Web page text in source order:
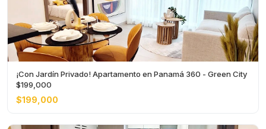
¡Con Jardín Privado! Apartamento en Panamá 360 - Green City
$199,000
$199,000